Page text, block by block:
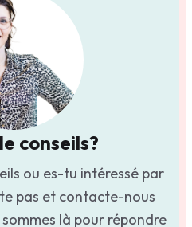
conseils?
ou es-tu intéressé par
pas et contacte-nous
là pour répondre